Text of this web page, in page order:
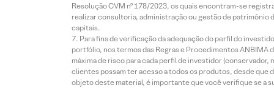
Resolução CVM nº 178/2023, os quais encontram-se
realizar consultoria, administração ou gestão de patrimônio
capitais.
Para fins de verificação da adequação do perfil do
portfólio, nos termos das Regras e Procedimentos
máxima de risco para cada perfil de investidor
clientes possam ter acesso a todos os produtos, desde que
objeto deste material, é importante que você verifique se a